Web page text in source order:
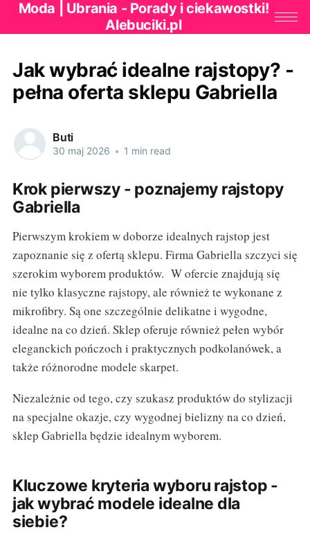
Moda | Ubrania - Porady i ciekawostki!
Alebuciki.pl
Jak wybrać idealne rajstopy? -
pełna oferta sklepu Gabriella
Buti
30 maj 2026 • 1 min read
Krok pierwszy - poznajemy rajstopy
Gabriella
Pierwszym krokiem w doborze idealnych rajstop jest
zapoznanie się z ofertą sklepu. Firma Gabriella szczyci się
szerokim wyborem produktów. W ofercie znajdują się
nie tylko klasyczne rajstopy, ale również te wykonane z
mikrofibry. Są one szczególnie delikatne i wygodne,
idealne na co dzień. Sklep oferuje również pełen wybór
eleganckich pończoch i praktycznych podkolanówek, a
także różnorodne modele skarpet.
Niezależnie od tego, czy szukasz produktów do stylizacji
na specjalne okazje, czy wygodnej bielizny na co dzień,
sklep Gabriella będzie idealnym wyborem.
Kluczowe kryteria wyboru rajstop -
jak wybrać modele idealne dla
siebie?